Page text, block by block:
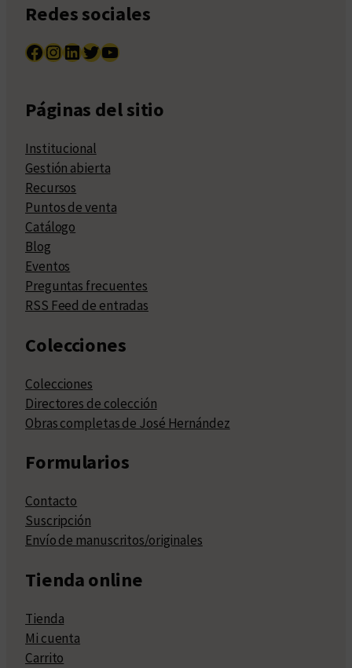
Redes sociales
Facebook InstagramLinkedIn Twitter YouTube
Páginas del sitio
Institucional
Gestión abierta
Recursos
Puntos de venta
Catálogo
Blog
Eventos
Preguntas frecuentes
RSS Feed de entradas
Colecciones
Colecciones
Directores de colección
Obras completas de José Hernández
Formularios
Contacto
Suscripción
Envío de manuscritos/originales
Tienda online
Tienda
Mi cuenta
Carrito